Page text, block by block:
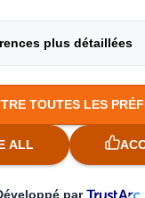
dans le cadre
DS Smith, qui a
ASDA
ses marques
Smith, reconnu
s’est fixé pour
plastique des